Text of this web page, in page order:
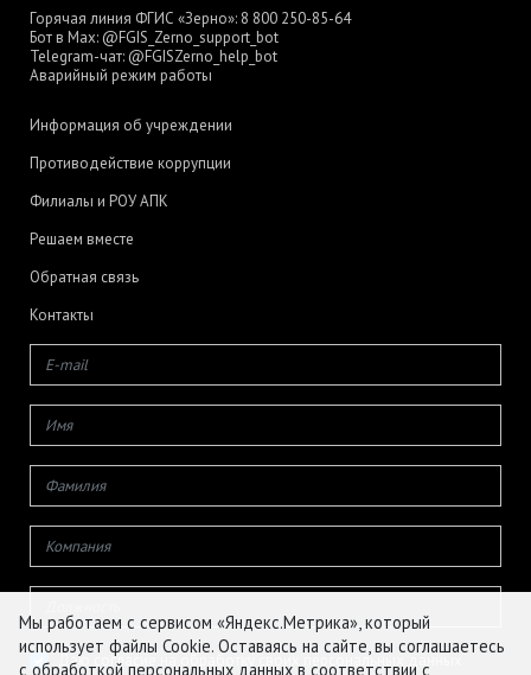
Горячая линия ФГИС «Зерно»: 8 800 250-85-64
Бот в Max: @FGIS_Zerno_support_bot
Telegram-чат: @FGISZerno_help_bot
Аварийный режим работы
Информация об учреждении
Противодействие коррупции
Филиалы и РОУ АПК
Решаем вместе
Обратная связь
Контакты
Даю согласие на обработку своих персональных данных
Мы работаем с сервисом «Яндекс.Метрика», который
использует файлы Cookie. Оставаясь на сайте, вы соглашаетесь
с обработкой персональных данных в соответствии с